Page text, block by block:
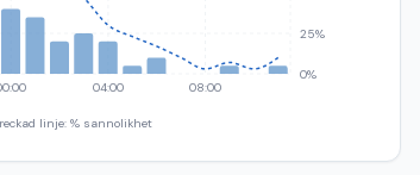
04:00 08:00
0%
25%
linje: % sannolikhet